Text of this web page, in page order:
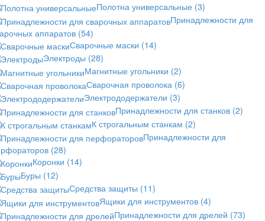
Полотна универсальные (3)
Принадлежности для
аппаратов (54)
Сварочные маски (14)
Электроды (28)
Магнитные угольники (2)
Сварочная проволока (6)
Электрододержатели (3)
Принадлежности для станков (2)
К строгальным станкам (2)
Принадлежности для
(28)
Коронки (14)
Буры (12)
Средства защиты (11)
Ящики для инструментов (4)
Принадлежности для дрелей (73)